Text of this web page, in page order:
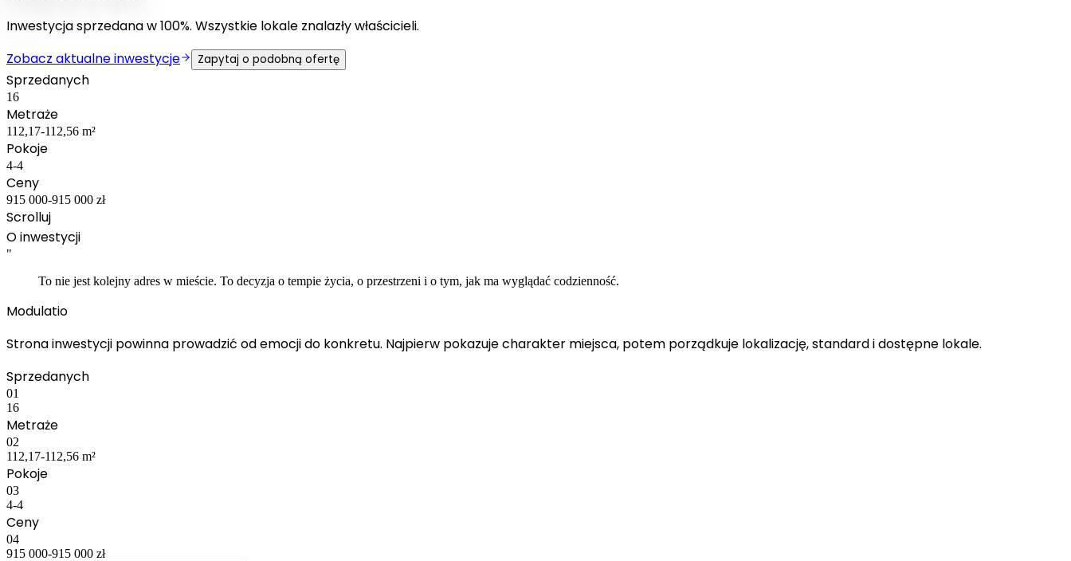
Inwestycja sprzedana w 100%. Wszystkie lokale znalazły właścicieli.
Zobacz aktualne inwestycje
Zapytaj o podobną ofertę
Sprzedanych
16
Metraże
112,17-112,56 m²
Pokoje
4-4
Ceny
915 000-915 000 zł
Scrolluj
O inwestycji
"
To nie jest kolejny adres w mieście. To decyzja o tempie życia, o przestrzeni i o tym, jak ma wyglądać codzienność.
Modulatio
Strona inwestycji powinna prowadzić od emocji do konkretu. Najpierw pokazuje charakter miejsca, potem porządkuje lokalizację, standard i dostępne lokale.
Sprzedanych
01
16
Metraże
02
112,17-112,56 m²
Pokoje
03
4-4
Ceny
04
915 000-915 000 zł